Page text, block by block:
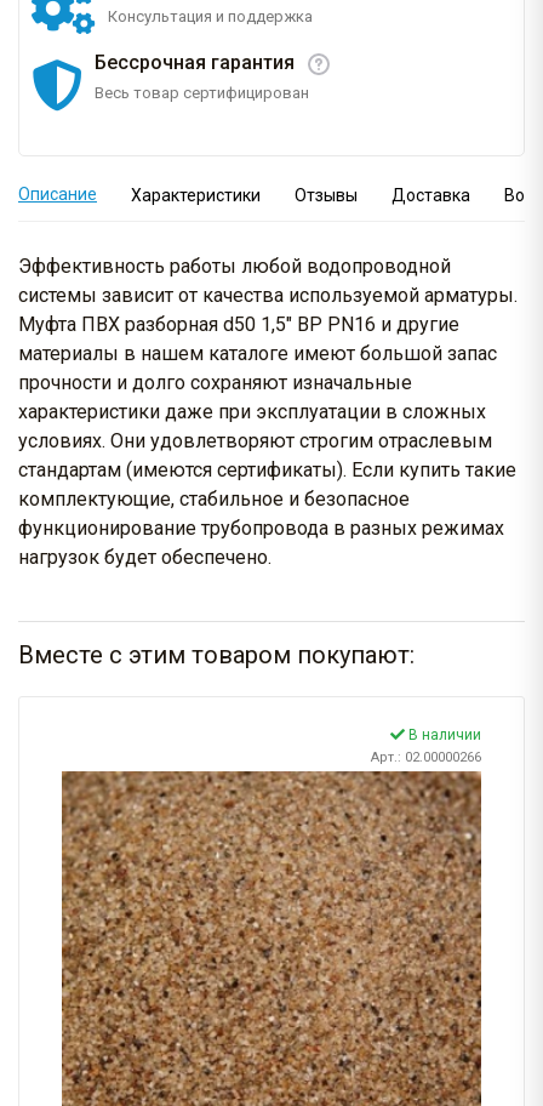
Консультация и поддержка
Бессрочная гарантия
Весь товар сертифицирован
Описание Характеристики Отзывы Доставка
Эффективность работы любой водопроводной
системы зависит от качества используемой арматуры.
Муфта ПВХ разборная d50 1,5" ВР PN16 и другие
материалы в нашем каталоге имеют большой запас
прочности и долго сохраняют изначальные
характеристики даже при эксплуатации в сложных
условиях. Они удовлетворяют строгим отраслевым
стандартам (имеются сертификаты). Если купить такие
комплектующие, стабильное и безопасное
функционирование трубопровода в разных режимах
нагрузок будет обеспечено.
Вместе с этим товаром покупают:
В наличии
Арт.: 02.00000266